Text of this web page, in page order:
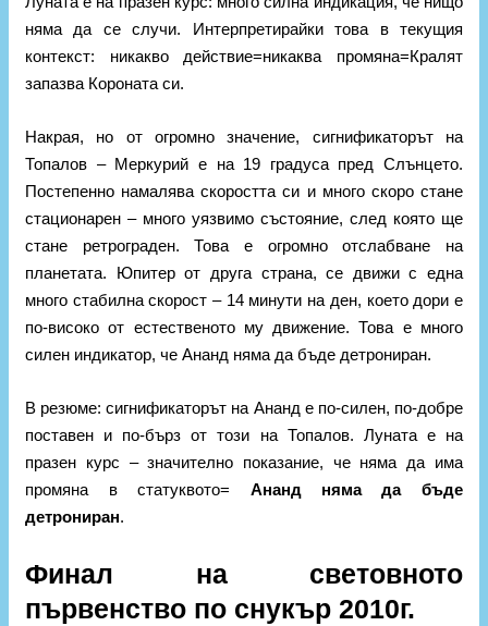
няма да се случи. Интерпретирайки това в текущия
контекст: никакво действие=никаква промяна=Кралят
запазва Короната си.
Накрая, но от огромно значение, сигнификаторът на
Топалов – Меркурий е на 19 градуса пред Слънцето.
Постепенно намалява скоростта си и много скоро стане
стационарен – много уязвимо състояние, след която ще
стане ретрограден. Това е огромно отслабване на
планетата. Юпитер от друга страна, се движи с една
много стабилна скорост – 14 минути на ден, което дори е
по-високо от естественото му движение. Това е много
силен индикатор, че Ананд няма да бъде детрониран.
В резюме: сигнификаторът на Ананд е по-силен, по-добре
поставен и по-бърз от този на Топалов. Луната е на
празен курс – значително показание, че няма да има
промяна в статуквото= Ананд няма да бъде
детрониран.
Финал на световното
първенство по снукър 2010г.